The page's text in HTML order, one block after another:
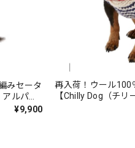
みセータ
ルパカ
ッグセー
¥9,900
再入荷！ウール100
【Chilly Dog（チリ
セーター/Spencer